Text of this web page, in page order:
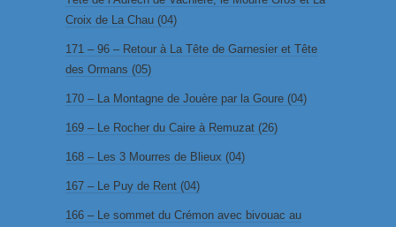
Croix de La Chau (04)
171 – 96 – Retour à La Tête de Garnesier et Tête
des Ormans (05)
170 – La Montagne de Jouère par la Goure (04)
169 – Le Rocher du Caire à Remuzat (26)
168 – Les 3 Mourres de Blieux (04)
167 – Le Puy de Rent (04)
166 – Le sommet du Crémon avec bivouac au